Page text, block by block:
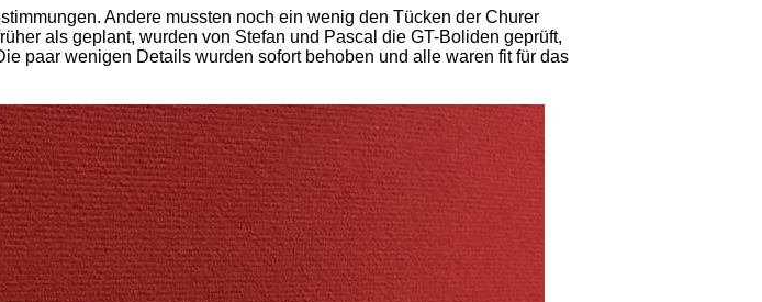
Andere mussten noch ein wenig den Tücken der Churer
als geplant, wurden von Stefan und Pascal die GT-Boliden geprüft,
paar wenigen Details wurden sofort behoben und alle waren fit für das